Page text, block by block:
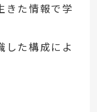
た情報で学
た構成によ